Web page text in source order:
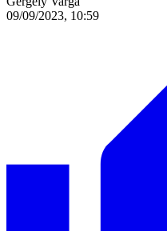
09/09/2023, 10:59